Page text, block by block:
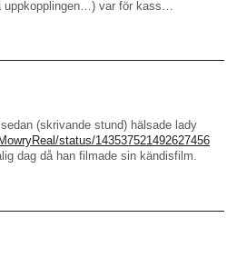
var för kass…
(skrivande stund) hälsade lady
status/143537521492627456
dag då han filmade sin kändisfilm.